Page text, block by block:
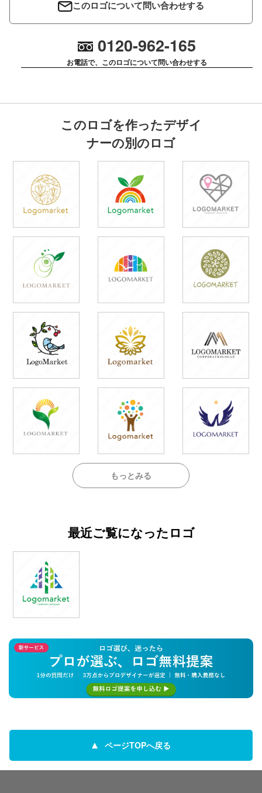
このロゴについて問い合わせする
0120-962-165
お電話で、このロゴについて問い合わせする
このロゴを作ったデザイ
ナーの別のロゴ
もっとみる
最近ご覧になったロゴ
ページTOPへ戻る